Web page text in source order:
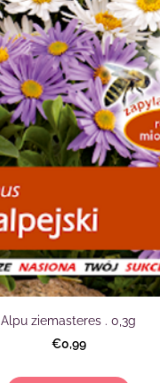
Alpu ziemasteres . 0,3g
€0,99